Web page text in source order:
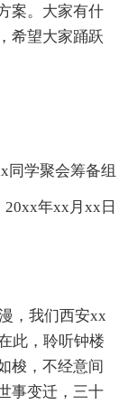
案。大家有什
希望大家踊跃
学聚会筹备组
年xx月xx日
，我们西安xx
此，聆听钟楼
梭，不经意间
事变迁，三十